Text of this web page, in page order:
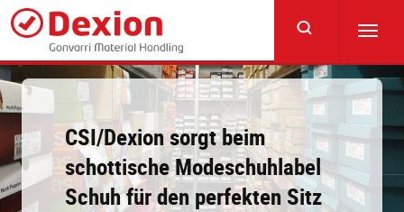
Skip
main
content
CSI/Dexion sorgt beim
schottische Modeschuhlabel
Schuh für den perfekten Sitz